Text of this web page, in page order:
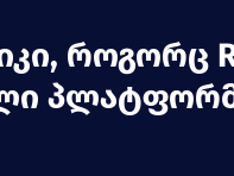
როგორც